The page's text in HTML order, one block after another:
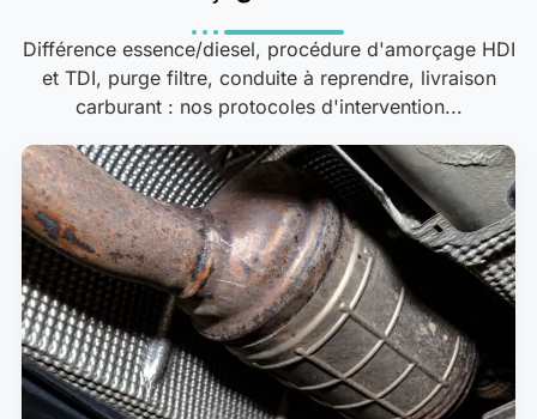
Différence essence/diesel, procédure d'amorçage HDI
et TDI, purge filtre, conduite à reprendre, livraison
carburant : nos protocoles d'intervention...